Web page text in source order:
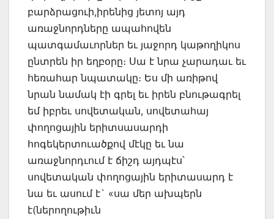
բարձրացուի,իրենից յետոյ այդ
առաջնորդները ապահովեն
պատգամաւորներ եւ յաջորդ կաթողիկոս
ընտրեն իր եղբօրը։ Սա է նրա չարադաւ եւ
հեռահար նպատակը։ Ես մի առիթով
նրան նամակ էի գրել եւ իրեն բնութագրել
եմ իբրեւ սովետական, սովետահայ
փողոցային երիտսասարդի
հոգեկերտուածքով մէկը եւ նա
առաջնորդւում է ճիշդ այդպէս՝
սովետական փողոցային երիտասարդ է
նա եւ ասում է` «սա մեր ախպերն
է(ներողութիւն